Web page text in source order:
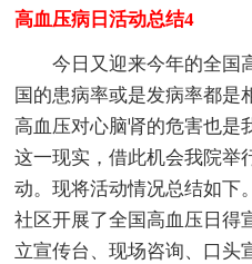
高血压病日活动总结4
今日又迎来今年的全国
国的患病率或是发病率都是
高血压对心脑肾的危害也是
这一现实，借此机会我院举
动。现将活动情况总结如下
社区开展了全国高血压日得
立宣传台、现场咨询、口头